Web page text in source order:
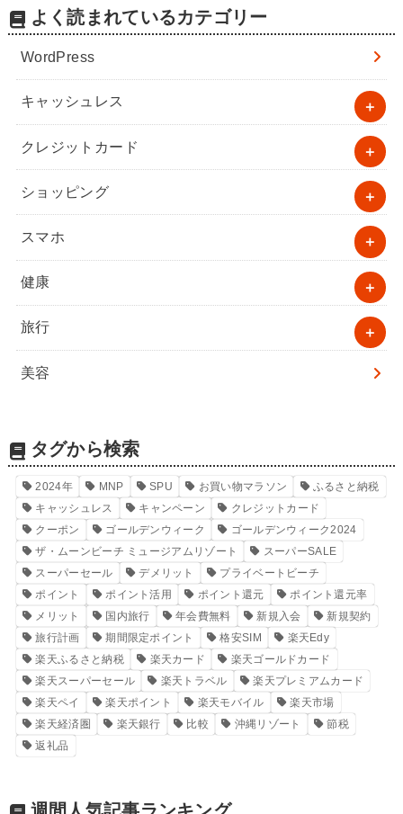
よく読まれているカテゴリー
WordPress
キャッシュレス
クレジットカード
ショッピング
スマホ
健康
旅行
美容
タグから検索
2024年 MNP SPU お買い物マラソン
ふるさと納税
キャッシュレス
キャンペーン
クレジットカード
クーポン
ゴールデンウィーク
ゴールデンウィーク2024
ザ・ムーンビーチ ミュージアムリゾート
スーパーSALE
スーパーセール
デメリット
プライベートビーチ
ポイント
ポイント活用 ポイント還元
ポイント還元率
メリット
国内旅行 年会費無料 新規入会
新規契約
旅行計画
期間限定ポイント 格安SIM
楽天Edy
楽天ふるさと納税
楽天カード
楽天ゴールドカード
楽天スーパーセール
楽天トラベル
楽天プレミアムカード
楽天ペイ
楽天ポイント 楽天モバイル
楽天市場
楽天経済圏
楽天銀行 比較 沖縄リゾート
節税
返礼品